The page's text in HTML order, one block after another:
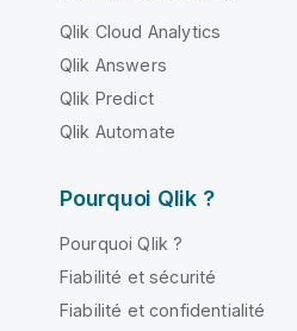
Qlik Cloud Analytics
Qlik Answers
Qlik Predict
Qlik Automate
Pourquoi Qlik ?
Pourquoi Qlik ?
Fiabilité et sécurité
Fiabilité et confidentialité